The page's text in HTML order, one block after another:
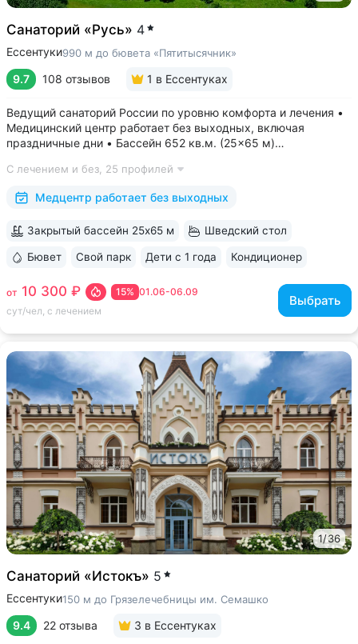
Санаторий «Русь» 4
Ессентуки990 м до бювета «Пятитысячник»
9.7 108 отзывов 1 в Ессентуках
Ведущий санаторий России по уровню комфорта и лечения •
Медицинский центр работает без выходных, включая
праздничные дни • Бассейн 652 кв.м. (25×65 м)
Глубина от 30 до 180 см, есть отдельная детская зона. Рядом
расположены закрытая терраса...
С лечением и без, 25 профилей
Медцентр работает без выходных
01.06-06.09
15%
от 10 300 ₽
сут/чел, с лечением
Выбрать
Закрытый бассейн 25х65 м Шведский стол
Бювет Свой парк Дети с 1 года Кондиционер
ещё 6
1/36
Санаторий «Истокъ» 5
Ессентуки150 м до Грязелечебницы им. Семашко
9.4 22 отзыва 3 в Ессентуках